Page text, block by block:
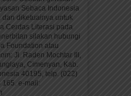
Sebaca Indonesia
diketuainya untuk
Cerdas Literasi pada
silakan hubungi
Foundation atau
Jl. Raden Mochtar III,
Cimenyan, Kab.
40195, telp. (022)
165. e-mail: